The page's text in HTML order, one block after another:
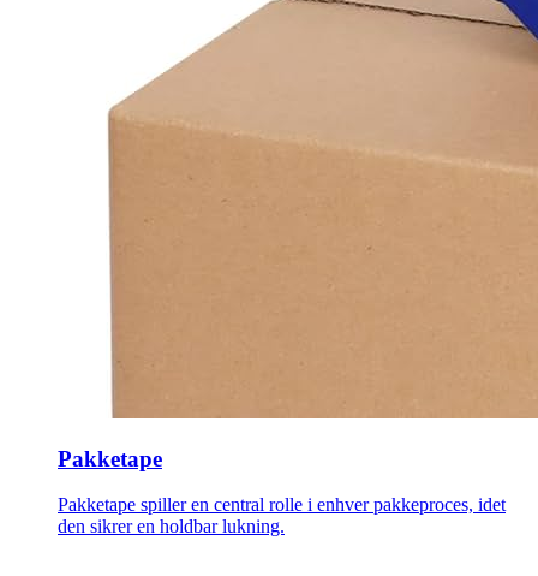
Pakketape
Pakketape spiller en central rolle i enhver pakkeproces, idet
den sikrer en holdbar lukning.